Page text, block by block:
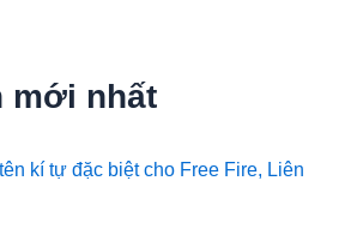
mới nhất
kí tự đặc biệt cho Free Fire, Liên